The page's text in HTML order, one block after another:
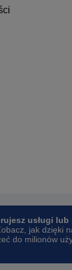
usługi lub
jak dzięki
do milionów